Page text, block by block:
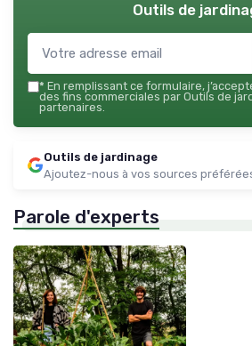
Outils de
* En remplissant ce formulaire,
des fins commerciales par Outils de
partenaires.
Outils de jardinage
Ajoutez-nous à vos sources
Parole d'experts